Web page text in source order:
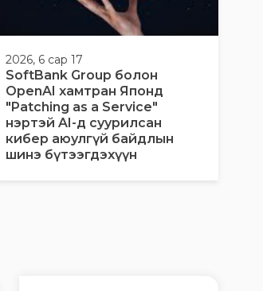
2026, 6 сар 17
SoftBank Group болон
OpenAI хамтран Японд
"Patching as a Service"
нэртэй AI-д суурилсан
кибер аюулгүй байдлын
шинэ бүтээгдэхүүн